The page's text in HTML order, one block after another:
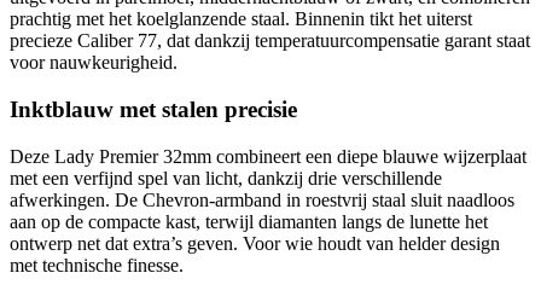
prachtig met het koelglanzende staal. Binnenin tikt het uiterst
precieze Caliber 77, dat dankzij temperatuurcompensatie garant staat
voor nauwkeurigheid.
Inktblauw met stalen precisie
Deze Lady Premier 32mm combineert een diepe blauwe wijzerplaat
met een verfijnd spel van licht, dankzij drie verschillende
afwerkingen. De Chevron-armband in roestvrij staal sluit naadloos
aan op de compacte kast, terwijl diamanten langs de lunette het
ontwerp net dat extra’s geven. Voor wie houdt van helder design
met technische finesse.